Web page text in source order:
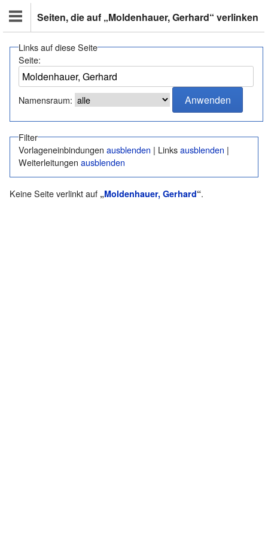
Seiten, die auf „Moldenhauer, Gerhard“ verlinken
Links auf diese Seite
Seite:
Namensraum:
Filter
Vorlageneinbindungenausblenden | Linksausblenden |
Weiterleitungenausblenden
Keine Seite verlinkt auf „Moldenhauer, Gerhard“.